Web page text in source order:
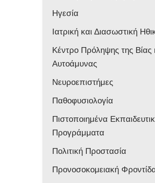
Ηγεσία
Ιατρική και Διασωστική
Κέντρο Πρόληψης της Βίας
Αυτοάμυνας
Νευροεπιστήμες
Παθοφυσιολογία
Πιστοποιημένα
Προγράμματα
Πολιτική Προστασία
Προνοσοκομειακή